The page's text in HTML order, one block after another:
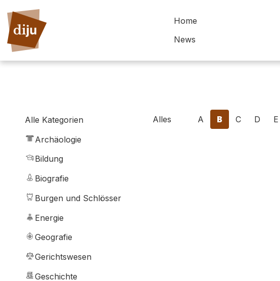
Home
News
Alle Kategorien
Archäologie
Bildung
Biografie
Burgen und Schlösser
Energie
Geografie
Gerichtswesen
Geschichte
Alles A B C D E